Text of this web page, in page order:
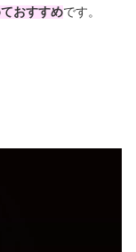
おすすめです。